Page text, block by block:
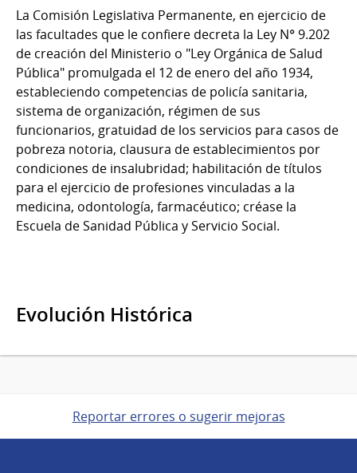
La Comisión Legislativa Permanente, en ejercicio de
las facultades que le confiere decreta la Ley N° 9.202
de creación del Ministerio o "Ley Orgánica de Salud
Pública" promulgada el 12 de enero del año 1934,
estableciendo competencias de policía sanitaria,
sistema de organización, régimen de sus
funcionarios, gratuidad de los servicios para casos de
pobreza notoria, clausura de establecimientos por
condiciones de insalubridad; habilitación de títulos
para el ejercicio de profesiones vinculadas a la
medicina, odontología, farmacéutico; créase la
Escuela de Sanidad Pública y Servicio Social.
Evolución Histórica
Reportar errores o sugerir mejoras